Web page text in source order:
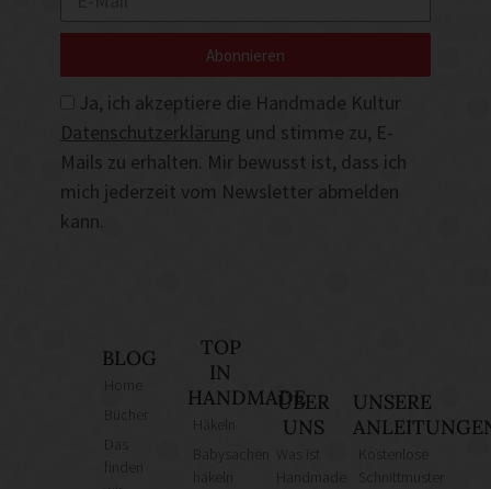
Ja, ich akzeptiere die Handmade Kultur
Datenschutzerklärung und stimme zu, E-
Mails zu erhalten. Mir bewusst ist, dass ich
mich jederzeit vom Newsletter abmelden
kann.
Abonnieren
BLOG
TOP
IN
HANDMADEÜBER
UNS
Was ist
UNSERE
Kostenlose
Schnittmuster